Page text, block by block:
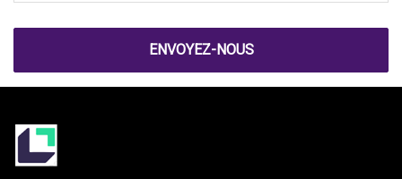
ENVOYEZ-NOUS